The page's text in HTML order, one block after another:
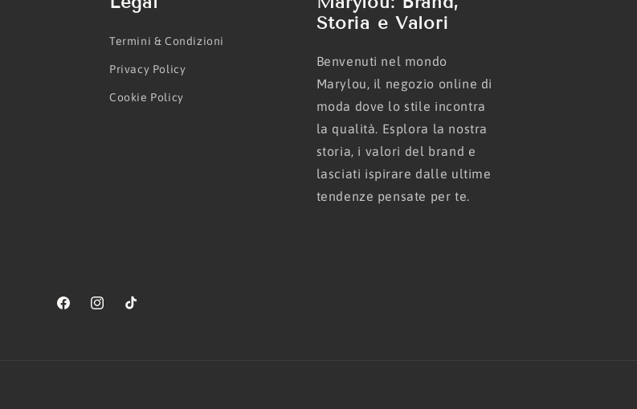
Termini & Condizioni
Privacy Policy
Cookie Policy
Storia e Valori
Benvenuti nel mondo
Marylou, il negozio online di
moda dove lo stile incontra
la qualità. Esplora la nostra
storia, i valori del brand e
lasciati ispirare dalle ultime
tendenze pensate per te.
FacebookInstagramTikTok